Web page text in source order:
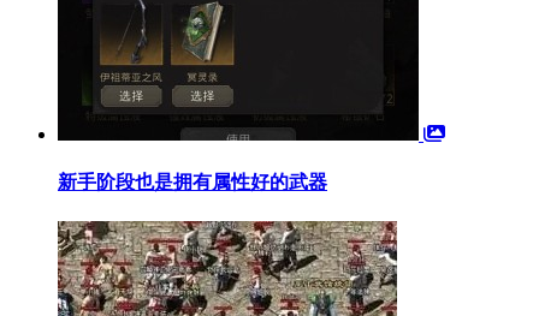
新手阶段也是拥有属性好的武器